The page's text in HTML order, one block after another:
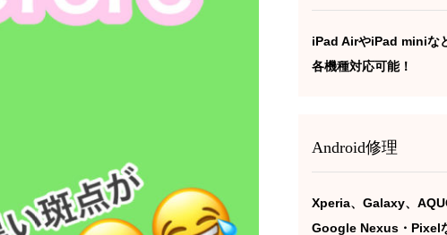
iPad AirやiPad miniな
各機種対応可能！
Android修理
Xperia、Galaxy、
Google Nexus・Pixel